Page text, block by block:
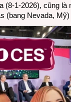
(8-1-2026), cũng là
(bang Nevada,